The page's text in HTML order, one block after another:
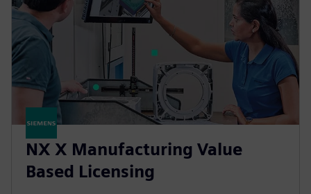
NX X Manufacturing Value
Based Licensing